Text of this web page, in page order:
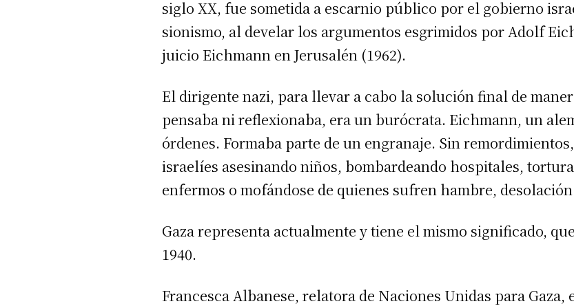
siglo XX, fue sometida a escarnio público por el gobierno
sionismo, al develar los argumentos esgrimidos por Adolf
juicio Eichmann en Jerusalén (1962).
El dirigente nazi, para llevar a cabo la solución final de
pensaba ni reflexionaba, era un burócrata. Eichmann, un
órdenes. Formaba parte de un engranaje. Sin
israelíes asesinando niños, bombardeando hospitales,
enfermos o mofándose de quienes sufren hambre,
Gaza representa actualmente y tiene el mismo significado,
1940.
Francesca Albanese, relatora de Naciones Unidas para